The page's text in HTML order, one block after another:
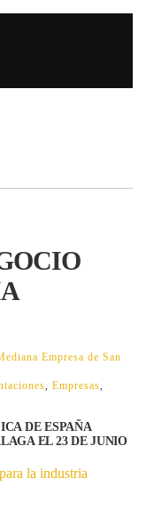
Empresa de San
, Empresas,
DE ESPAÑA
EL 23 DE JUNIO